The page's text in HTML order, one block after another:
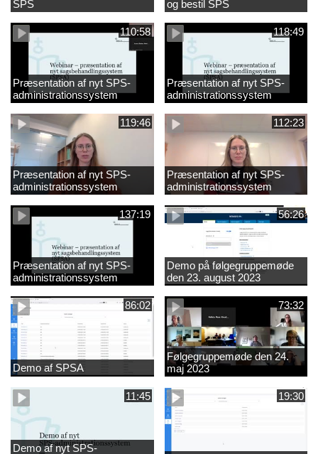
SPS
og bestil SPS
110:58
Præsentation af nyt SPS-
administrationssystem
118:49
Præsentation af nyt SPS-
administrationssystem
119:46
Præsentation af nyt SPS-
administrationssystem
112:23
Præsentation af nyt SPS-
administrationssystem
137:19
Præsentation af nyt SPS-
administrationssystem
56:26
Demo på følgegruppemøde
den 23. august 2023
86:02
Demo af SPSA
73:32
Følgegruppemøde den 24.
maj 2023
11:45
Demo af nyt SPS-
19:30